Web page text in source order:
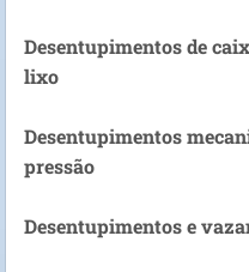
Desentupimentos de
lixo
Desentupimentos
pressão
Desentupimentos e